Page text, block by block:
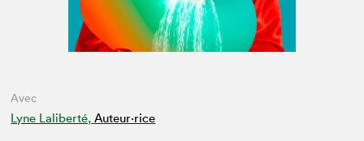
Avec
Lyne Laliberté, Auteur·rice